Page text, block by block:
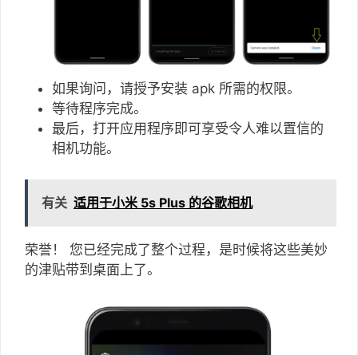
如果询问，请授予安装 apk 所需的权限。
等待程序完成。
最后，打开应用程序即可享受令人难以置信的
相机功能。
有关 适用于小米 5s Plus 的谷歌相机
荣誉！ 您已经完成了整个过程，是时候将这些美妙
的津贴带到桌面上了。